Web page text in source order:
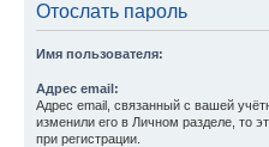
Отослать пароль
Имя пользователя:
Адрес email:
Адрес email, связанный с вашей
изменили его в Личном разделе, то
при регистрации.